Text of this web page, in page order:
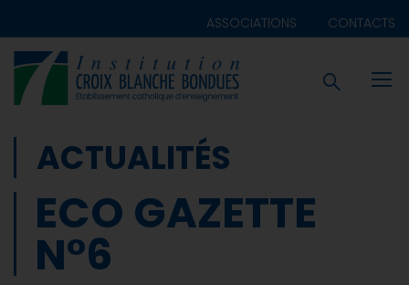
ASSOCIATIONS CONTACTS
ACTUALITÉS
ECO GAZETTE
N°6